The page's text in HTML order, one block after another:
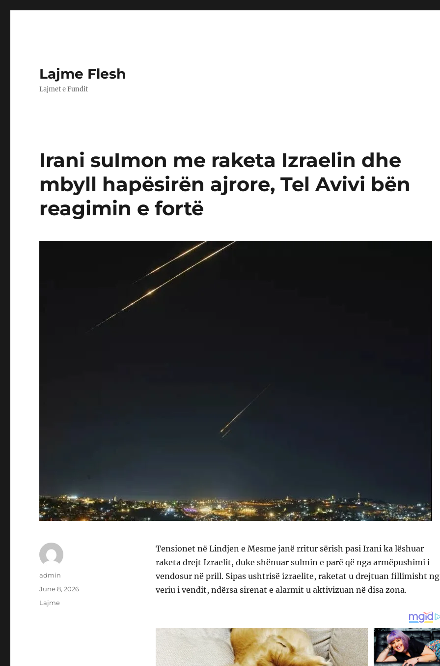
Lajme Flesh
Lajmet e Fundit
Irani suImon me raketa Izraelin dhe
mbyll hapësirën ajrore, Tel Avivi bën
reagimin e fortë
Tensionet në Lindjen e Mesme janë rritur sërish pasi Irani ka lëshuar
raketa drejt Izraelit, duke shënuar sulmin e parë që nga armëpushimi i
vendosur në prill. Sipas ushtrisë izraelite, raketat u drejtuan fillimisht
veriu i vendit, ndërsa sirenat e alarmit u aktivizuan në disa zona.
Author
admin
Posted
June 8, 2026
Categories
Lajme